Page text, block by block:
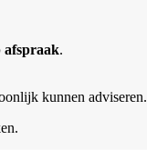
afspraak.
kunnen adviseren.